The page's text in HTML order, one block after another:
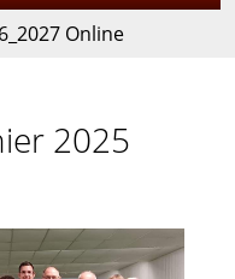
Online
2025